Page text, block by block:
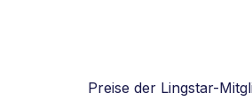
Preise der Lingstar-